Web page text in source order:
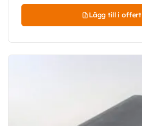
Lägg till i offert